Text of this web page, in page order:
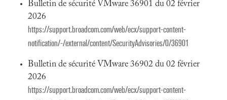
Bulletin de sécurité VMware 36901 du 02 février
2026
https://support.broadcom.com/web/ecx/support-content-
notification/-/external/content/SecurityAdvisories/0/36901
Bulletin de sécurité VMware 36902 du 02 février
2026
https://support.broadcom.com/web/ecx/support-content-